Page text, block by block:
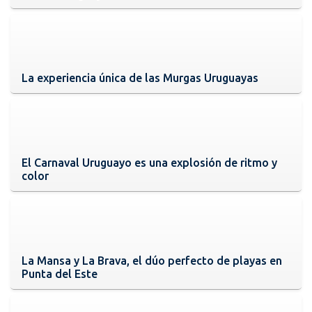
La experiencia única de las Murgas Uruguayas
El Carnaval Uruguayo es una explosión de ritmo y
color
La Mansa y La Brava, el dúo perfecto de playas en
Punta del Este